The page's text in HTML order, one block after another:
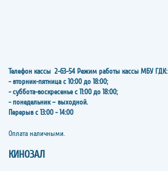
Телефон кассы 2-63-54 Режим работы кассы МБУ ГДК:
- вторник-пятница с 10:00 до 18:00;
- суббота-воскресенье с 11:00 до 18:00;
- понедельник – выходной.
Перерыв с 13:00 - 14:00
​​​​​​​Оплата наличными.
КИНОЗАЛ